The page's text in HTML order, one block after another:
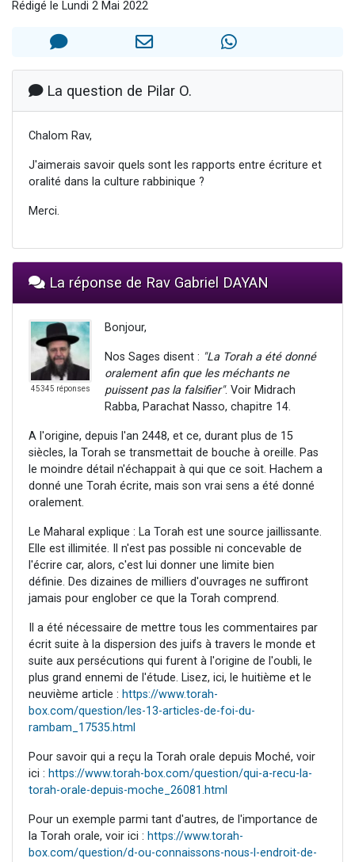
30 personnes viennent de faire un don pour Sauvez la jambe de Yohan
12 nouvelles musiques dans Torah-Box Music
29 personnes viennent de demander une bénédiction
Rédigé le Lundi 2 Mai 2022
La question de Pilar O.
Chalom Rav,
J'aimerais savoir quels sont les rapports entre écriture et
oralité dans la culture rabbinique ?
Merci.
La réponse de Rav Gabriel DAYAN
45345 réponses
Bonjour,
Nos Sages disent : "La Torah a été donné
oralement afin que les méchants ne
puissent pas la falsifier". Voir Midrach
Rabba, Parachat Nasso, chapitre 14.
A l'origine, depuis l'an 2448, et ce, durant plus de 15
siècles, la Torah se transmettait de bouche à oreille. Pas
le moindre détail n'échappait à qui que ce soit. Hachem a
donné une Torah écrite, mais son vrai sens a été donné
oralement.
Le Maharal explique : La Torah est une source jaillissante.
Elle est illimitée. Il n'est pas possible ni concevable de
l'écrire car, alors, c'est lui donner une limite bien
définie. Des dizaines de milliers d'ouvrages ne suffiront
jamais pour englober ce que la Torah comprend.
Il a été nécessaire de mettre tous les commentaires par
écrit suite à la dispersion des juifs à travers le monde et
suite aux persécutions qui furent à l'origine de l'oubli, le
plus grand ennemi de l'étude. Lisez, ici, le huitième et le
neuvième article : https://www.torah-
box.com/question/les-13-articles-de-foi-du-
rambam_17535.html
Pour savoir qui a reçu la Torah orale depuis Moché, voir
ici : https://www.torah-box.com/question/qui-a-recu-la-
torah-orale-depuis-moche_26081.html
Pour un exemple parmi tant d'autres, de l'importance de
la Torah orale, voir ici : https://www.torah-
box.com/question/d-ou-connaissons-nous-l-endroit-de-